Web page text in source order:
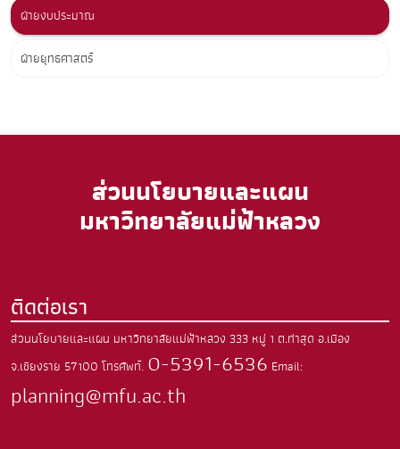
ฝ่ายงบประมาณ
ฝ่ายยุทธศาสตร์
ส่วนนโยบายและแผน
มหาวิทยาลัยแม่ฟ้าหลวง
ติดต่อเรา
ส่วนนโยบายและแผน มหาวิทยาลัยแม่ฟ้าหลวง 333 หมู่ 1 ต.ท่าสุด อ.เมือง
จ.เชียงราย 57100 โทรศัพท์. 0-5391-6536 Email:
planning@mfu.ac.th